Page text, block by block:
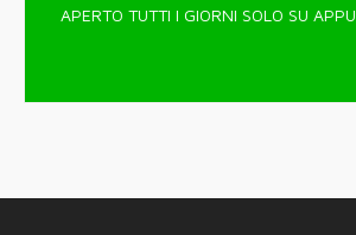
APERTO TUTTI I GIORNI SOLO SU